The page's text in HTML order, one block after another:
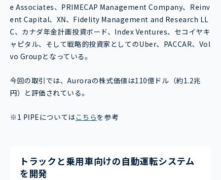
e Associates、PRIMECAP Management Company、Reinv
ent Capital、XN、Fidelity Management and Research LL
C、カナダ年金計画投資ボード、Index Ventures、セコイヤキ
ャピタル、そして戦略的投資家としてのUber、PACCAR、Vol
vo Groupとなっている。
今回の取引では、Auroraの株式価値は110億ドル（約1.2兆
円）と評価されている。
※1 PIPEについてはこちらを参考
トラックと乗用車向けの自動運転システム
を開発